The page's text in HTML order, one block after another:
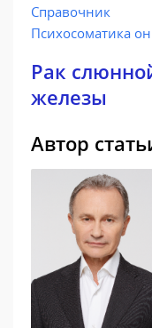
Справочник
Психосоматика
Рак
железы
Автор